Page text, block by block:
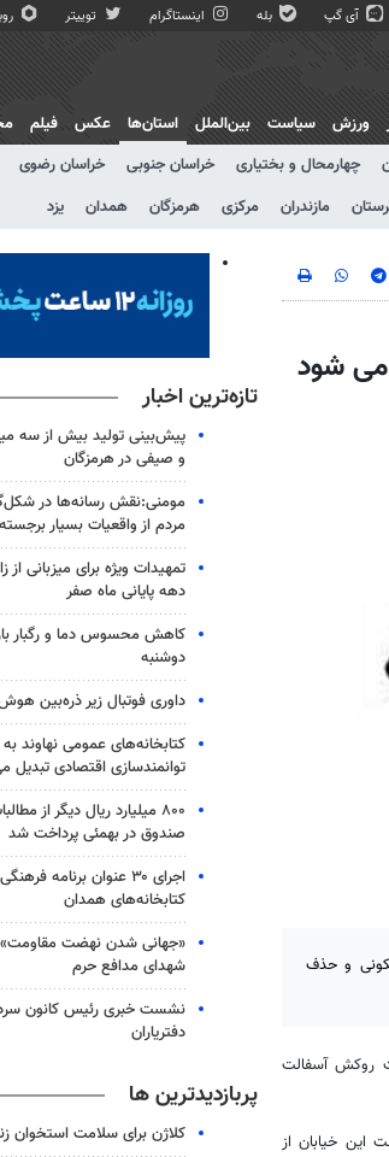
آی گپ بله اینستاگرام توییتر
ورزش سیاست بین‌الملل
استان‌ها
چهارمحال و بختیاری خراسان جنوبی خراسان رضوی
مازندران مرکزی هرمزگان همدان یزد
عکس فیلم
می شود
و حذف
روکش آسفالت
این خیابان از
تازه‌ترین اخبار
پیش‌بینی تولید بیش از سه
و صیفی در هرمزگان
مومنی:نقش رسانه‌ها در
مردم از واقعیات بسیار
تمهیدات ویژه برای میزبانی از
دهه پایانی ماه صفر
کاهش محسوس دما و رگبار
دوشنبه
داوری فوتبال زیر ذره‌بین
کتابخانه‌های عمومی نهاوند
توانمندسازی اقتصادی تبدیل
۸۰۰ میلیارد ریال دیگر از
صندوق در بهمئی پرداخت شد
اجرای ۳۰ عنوان برنامه
کتابخانه‎‌های همدان
«جهانی شدن نهضت مقاومت»
شهدای مدافع حرم
نشست خبری رئیس کانون
دفتریاران
پربازدیدترین ها
کلاژن برای سلامت استخوان